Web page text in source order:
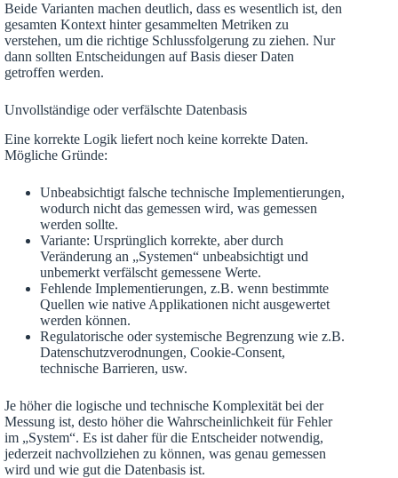
Beide Varianten machen deutlich, dass es wesentlich ist, den
gesamten Kontext hinter gesammelten Metriken zu
verstehen, um die richtige Schlussfolgerung zu ziehen. Nur
dann sollten Entscheidungen auf Basis dieser Daten
getroffen werden.
Unvollständige oder verfälschte Datenbasis
Eine korrekte Logik liefert noch keine korrekte Daten.
Mögliche Gründe:
Unbeabsichtigt falsche technische Implementierungen,
wodurch nicht das gemessen wird, was gemessen
werden sollte.
Variante: Ursprünglich korrekte, aber durch
Veränderung an „Systemen“ unbeabsichtigt und
unbemerkt verfälscht gemessene Werte.
Fehlende Implementierungen, z.B. wenn bestimmte
Quellen wie native Applikationen nicht ausgewertet
werden können.
Regulatorische oder systemische Begrenzung wie z.B.
Datenschutzverodnungen, Cookie-Consent,
technische Barrieren, usw.
Je höher die logische und technische Komplexität bei der
Messung ist, desto höher die Wahrscheinlichkeit für Fehler
im „System“. Es ist daher für die Entscheider notwendig,
jederzeit nachvollziehen zu können, was genau gemessen
wird und wie gut die Datenbasis ist.